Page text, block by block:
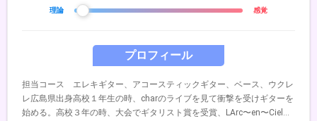
プロフィール
担当コース エレキギター、アコースティックギター、ベース、ウクレ
レ広島県出身高校１年生の時、charのライブを見て衝撃を受けギターを
始める。高校３年の時、大会でギタリスト賞を受賞、LArc〜en〜Cielの
理論 感覚